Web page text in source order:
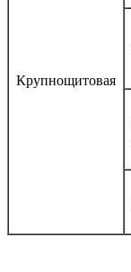
Крупнощитовая